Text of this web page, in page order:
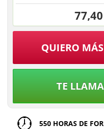
QUIERO
TE
550 HORAS DE